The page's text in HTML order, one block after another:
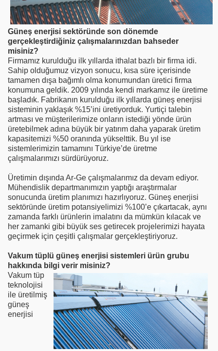
Güneş enerjisi sektöründe son dönemde
gerçekleştirdiğiniz çalışmalarınızdan bahseder
misiniz?
Firmamız kurulduğu ilk yıllarda ithalat bazlı bir firma idi.
Sahip olduğumuz vizyon sonucu, kısa süre içerisinde
tamamen dışa bağımlı olma konumundan üretici firma
konumuna geldik. 2009 yılında kendi markamız ile üretime
başladık. Fabrikanın kurulduğu ilk yıllarda güneş enerjisi
sisteminin yaklaşık %15’ini üretiyorduk. Yurtiçi talebin
artması ve müşterilerimize onların istediği yönde ürün
üretebilmek adına büyük bir yatırım daha yaparak üretim
kapasitemizi %50 oranında yükselttik. Bu yıl ise
sistemlerimizin tamamını Türkiye’de üretme
çalışmalarımızı sürdürüyoruz.
Üretimin dışında Ar-Ge çalışmalarımız da devam ediyor.
Mühendislik departmanımızın yaptığı araştırmalar
sonucunda üretim planımızı hazırlıyoruz. Güneş enerjisi
sektöründe üretim potansiyelimizi %100’e çıkartacak, aynı
zamanda farklı ürünlerin imalatını da mümkün kılacak ve
her zamanki gibi büyük ses getirecek projelerimizi hayata
geçirmek için çeşitli çalışmalar gerçekleştiriyoruz.
Vakum tüplü güneş enerjisi sistemleri ürün grubu
hakkında bilgi verir misiniz?
Vakum tüp
teknolojisi
ile üretilmiş
güneş
enerjisi